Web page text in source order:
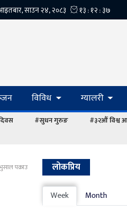
विविध ग्यालरी
#सुधन गुरुङ #३२औं विश्व
पक्राउ लोकप्रिय
Week Month